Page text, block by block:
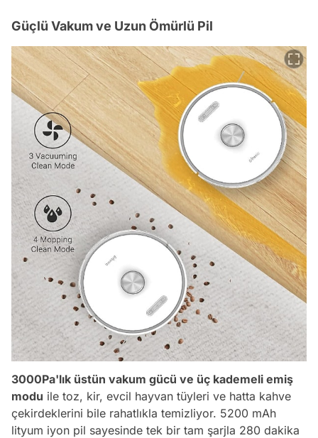
Güçlü Vakum ve Uzun Ömürlü Pil
3000Pa'lık üstün vakum gücü ve üç kademeli emiş
modu ile toz, kir, evcil hayvan tüyleri ve hatta kahve
çekirdeklerini bile rahatlıkla temizliyor. 5200 mAh
lityum iyon pil sayesinde tek bir tam şarjla 280 dakika